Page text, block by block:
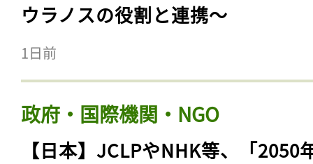
ウラノスの役割と連携〜
1日前
政府・国際機関・NGO
【日本】JCLPやNHK等、「2050